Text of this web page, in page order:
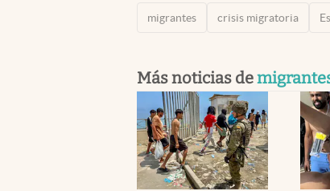
migrantes crisis migratoria
Más noticias de